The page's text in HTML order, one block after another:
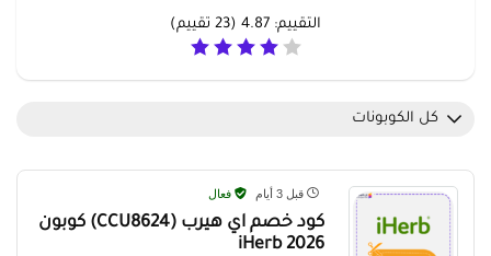
التقييم: 4.87
(
23 تقييم)
كل الكوبونات
قبل 3 أيام فعال
كود خصم اي هيرب (CCU8624) كوبون
iHerb 2026